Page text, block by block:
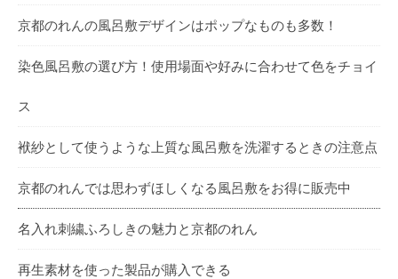
京都のれんの風呂敷デザインはポップなものも多数！
染色風呂敷の選び方！使用場面や好みに合わせて色をチョイ
ス
袱紗として使うような上質な風呂敷を洗濯するときの注意点
京都のれんでは思わずほしくなる風呂敷をお得に販売中
名入れ刺繍ふろしきの魅力と京都のれん
再生素材を使った製品が購入できる